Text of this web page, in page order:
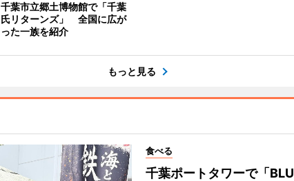
千葉市立郷土博物館で「千葉
氏リターンズ」 全国に広が
った一族を紹介
もっと見る
食べる
千葉ポートタワーで「